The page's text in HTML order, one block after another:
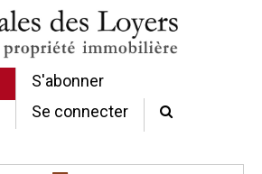
S'abonner
Se connecter